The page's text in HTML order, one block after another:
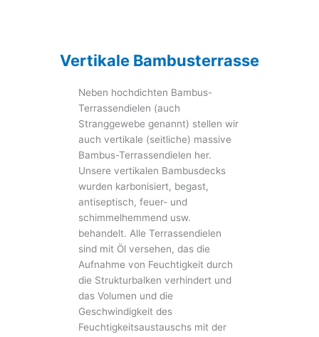
Vertikale Bambusterrasse
Neben hochdichten Bambus-
Terrassendielen (auch
Stranggewebe genannt) stellen wir
auch vertikale (seitliche) massive
Bambus-Terrassendielen her.
Unsere vertikalen Bambusdecks
wurden karbonisiert, begast,
antiseptisch, feuer- und
schimmelhemmend usw.
behandelt. Alle Terrassendielen
sind mit Öl versehen, das die
Aufnahme von Feuchtigkeit durch
die Strukturbalken verhindert und
das Volumen und die
Geschwindigkeit des
Feuchtigkeitsaustauschs mit der